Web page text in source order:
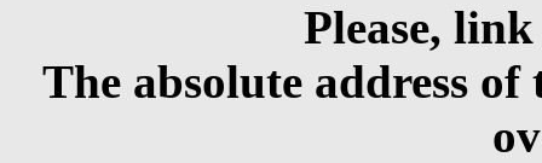
Please,
The absolute address